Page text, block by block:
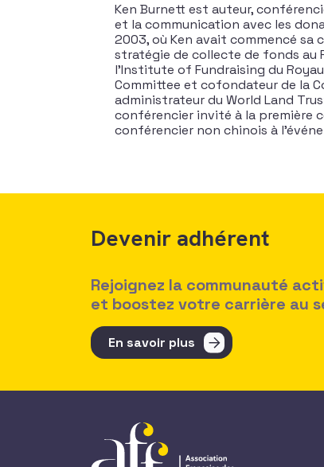
Ken Burnett est auteur,
et la communication avec les
2003, où Ken avait commencé sa
stratégie de collecte de fonds au
l’Institute of Fundraising du
Committee et cofondateur de la
administrateur du World Land
conférencier invité à la première
conférencier non chinois à
Devenir adhérent
Rejoignez la communauté
et boostez votre carrière au
En savoir plus